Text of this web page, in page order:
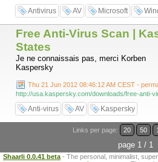
Antivirus AV Microsoft
Free Anti-Virus Scan |
States
Je ne connaissais pas, merci Korben
Kaspersky
Thu 21 Jun 2012 08:46:12 AM CEST -
http://usa.kaspersky.com/downloads/free-anti-
Anti-virus AV Kaspersky
Links per page: 20 50
page 1 / 1
Shaarli 0.0.41 beta - The personal, minimalist,